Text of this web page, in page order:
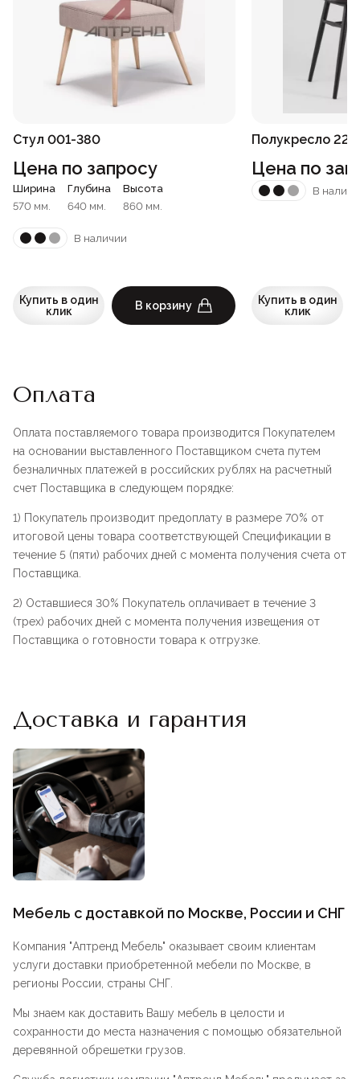
Стул 001-380
Цена по запросу
Ширина
570 мм.
Глубина
640 мм.
Высота
860 мм.
В наличии
Купить в один
клик
В корзину
Полукресло
Цена по
В
Купить в один
клик
Оплата
Оплата поставляемого товара производится Покупателем
на основании выставленного Поставщиком счета путем
безналичных платежей в российских рублях на расчетный
счет Поставщика в следующем порядке:
1) Покупатель производит предоплату в размере 70% от
итоговой цены товара соответствующей Спецификации в
течение 5 (пяти) рабочих дней с момента получения счета от
Поставщика.
2) Оставшиеся 30% Покупатель оплачивает в течение 3
(трех) рабочих дней с момента получения извещения от
Поставщика о готовности товара к отгрузке.
Доставка и гарантия
Мебель с доставкой по Москве, России и СНГ
Компания "Аптренд Мебель" оказывает своим клиентам
услуги доставки приобретенной мебели по Москве, в
регионы России, страны СНГ.
Мы знаем как доставить Вашу мебель в целости и
сохранности до места назначения с помощью обязательной
деревянной обрешетки грузов.